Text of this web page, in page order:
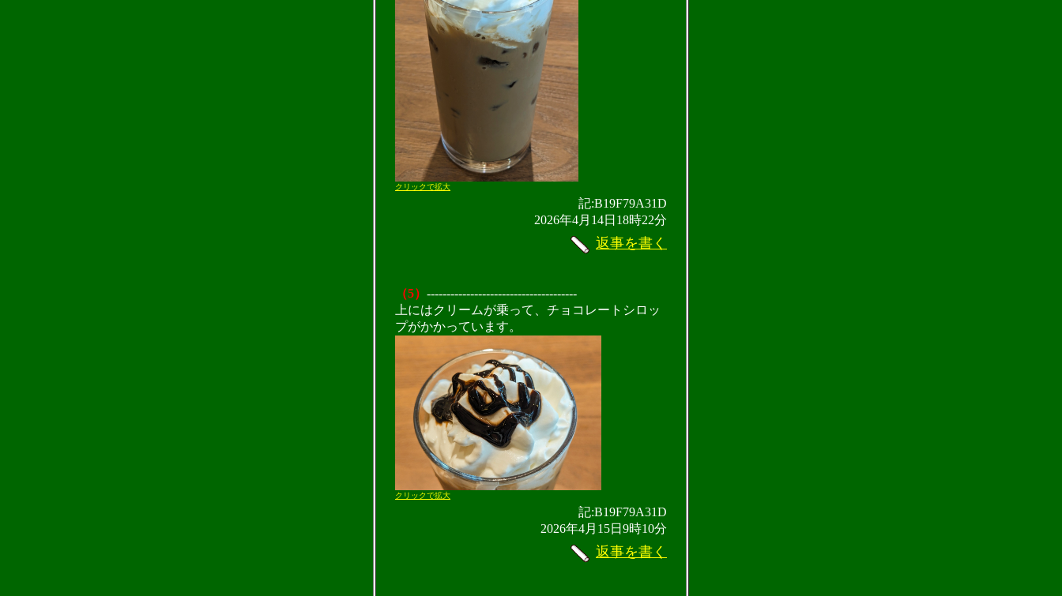
クリックで拡大
記:B19F79A31D
2026年4月14日18時22分
返事を書く
（5） --------------------------------------
上にはクリームが乗って、チョコレートシロッ
プがかかっています。
クリックで拡大
記:B19F79A31D
2026年4月15日9時10分
返事を書く